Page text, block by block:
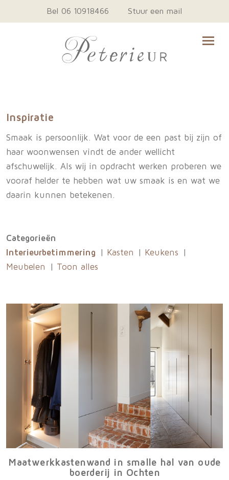
Bel 06 10918466 Stuur een mail
Inspiratie
Smaak is persoonlijk. Wat voor de een past bij zijn of
haar woonwensen vindt de ander wellicht
afschuwelijk. Als wij in opdracht werken proberen we
vooraf helder te hebben wat uw smaak is en wat we
daarin kunnen betekenen.
Categorieën
Interieurbetimmering
Kasten
Keukens
Meubelen
Toon alles
Maatwerkkastenwand in smalle hal van oude
boerderij in Ochten